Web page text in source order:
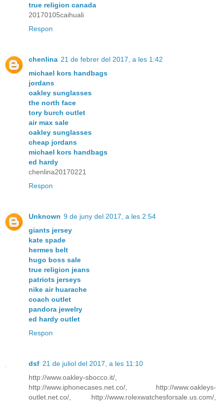
true religion canada
20170105caihuali
Respon
chenlina 21 de febrer del 2017, a les 1:42
michael kors handbags
jordans
oakley sunglasses
the north face
tory burch outlet
air max sale
oakley sunglasses
cheap jordans
michael kors handbags
ed hardy
chenlina20170221
Respon
Unknown 9 de juny del 2017, a les 2:54
giants jersey
kate spade
hermes belt
hugo boss sale
true religion jeans
patriots jerseys
nike air huarache
coach outlet
pandora jewelry
ed hardy outlet
Respon
dsf 21 de juliol del 2017, a les 11:10
http://www.oakley-sbocco.it/,
http://www.iphonecases.net.co/, http://www.oakleys-
outlet.net.co/, http://www.rolexwatchesforsale.us.com/,